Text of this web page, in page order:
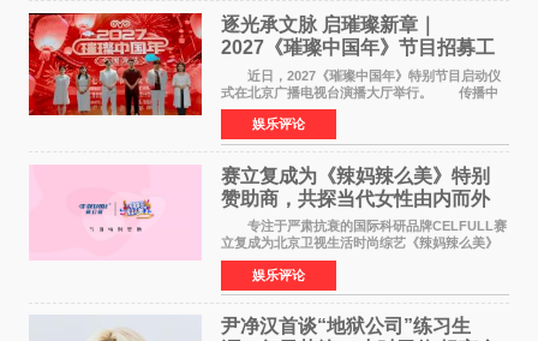
逐光承文脉 启璀璨新章｜
2027《璀璨中国年》节目招募工
作圆满启动
近日，2027《璀璨中国年》特别节目启动仪
式在北京广播电视台演播大厅举行。 传播中
华优秀传统文化，弘扬纯正国风艺术，打造高规
格、高质感、正能量的文艺盛典，是璀璨中国年
矢志不渝的初心
娱乐评论
赛立复成为《辣妈辣么美》特别
赞助商，共探当代女性由内而外
活力美
专注于严肃抗衰的国际科研品牌CELFULL赛
立复成为北京卫视生活时尚综艺《辣妈辣么美》
的特别赞助商,明星辣妈袁咏仪倾情参与，向广大
都市女性传递健康生活新主张，寄语当代女性在
家庭与自我之间
娱乐评论
尹净汉首谈“地狱公司”练习生